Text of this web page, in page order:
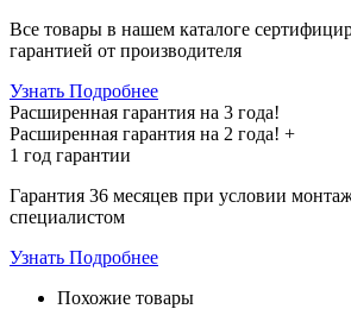
Все товары в нашем каталоге
гарантией от производителя
Узнать Подробнее
Расширенная гарантия на 3 года!
Расширенная гарантия на 2 года! +
1 год гарантии
Гарантия 36 месяцев при условии
специалистом
Узнать Подробнее
Похожие товары